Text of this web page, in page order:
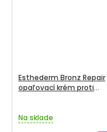
Esthederm Bronz Repair
opaľovací krém proti
Na sklade